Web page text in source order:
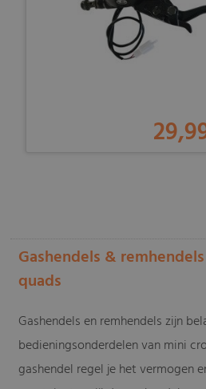
Gashendels &
quads
Gashendels en remhendels zijn
bedieningsonderdelen van mini
gashendel regel je het vermogen